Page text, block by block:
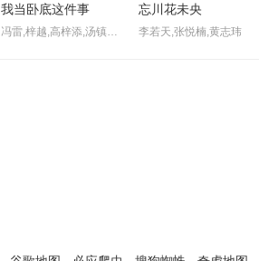
我当卧底这件事
冯雷,梓越,高梓添,汤镇业,杨帆,孙腾博
忘川花未央
李若天,张悦楠,黄志玮